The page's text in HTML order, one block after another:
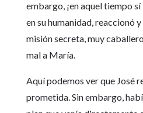
embargo, ¡en aquel tiempo
en su humanidad, reaccionó
misión secreta, muy
mal a María.
Aquí podemos ver que José
prometida. Sin embargo,